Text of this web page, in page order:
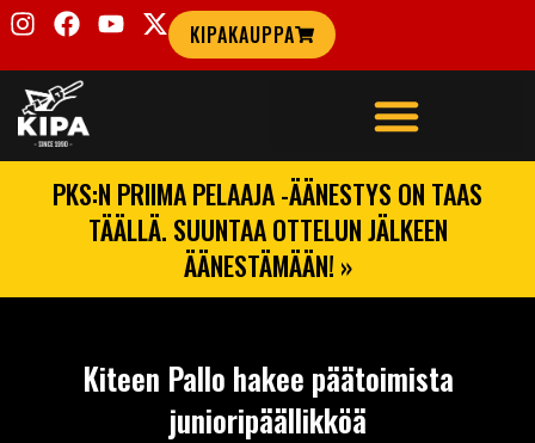
KIPAKAUPPA
PKS:N PRIIMA PELAAJA -ÄÄNESTYS ON TAAS
TÄÄLLÄ. SUUNTAA OTTELUN JÄLKEEN
ÄÄNESTÄMÄÄN! »
Kiteen Pallo hakee päätoimista
junioripäällikköä